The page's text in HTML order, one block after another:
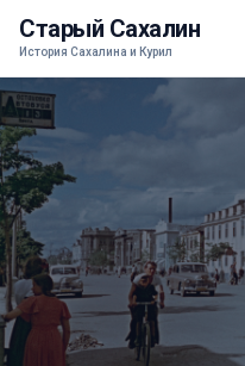
Старый Сахалин
История Сахалина и Курил